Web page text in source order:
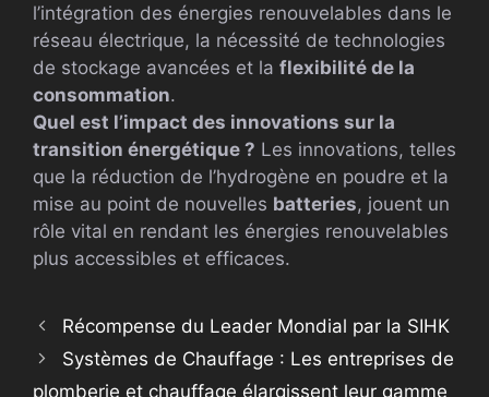
l’intégration des énergies renouvelables dans le
réseau électrique, la nécessité de technologies
de stockage avancées et la flexibilité de la
consommation.
Quel est l’impact des innovations sur la
transition énergétique ? Les innovations, telles
que la réduction de l’hydrogène en poudre et la
mise au point de nouvelles batteries, jouent un
rôle vital en rendant les énergies renouvelables
plus accessibles et efficaces.
Récompense du Leader Mondial par la SIHK
Systèmes de Chauffage : Les entreprises de
plomberie et chauffage élargissent leur gamme